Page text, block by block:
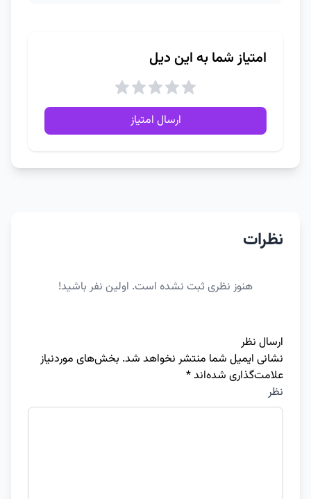
امتیاز شما به این دیل
ارسال امتیاز
نظرات
هنوز نظری ثبت نشده است. اولین نفر باشید!
ارسال نظر
نشانی ایمیل شما منتشر نخواهد شد. بخش‌های موردنیاز
علامت‌گذاری شده‌اند*
نظر